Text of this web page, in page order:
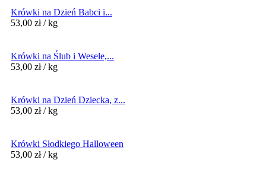
Krówki na Dzień Babci i...
53,00 zł / kg
Krówki na Ślub i Wesele,...
53,00 zł / kg
Krówki na Dzień Dziecka, z...
53,00 zł / kg
Krówki Słodkiego Halloween
53,00 zł / kg